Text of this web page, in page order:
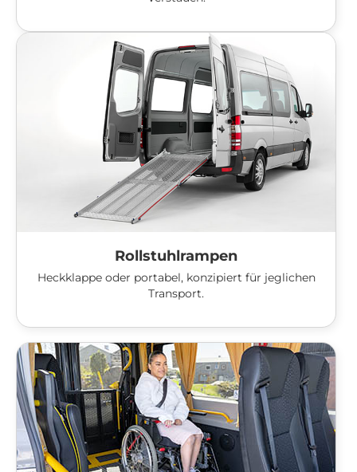
Rollstuhlrampen
Heckklappe oder portabel, konzipiert für jeglichen
Transport.